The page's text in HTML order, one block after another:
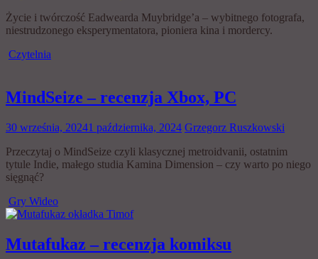
Życie i twórczość Eadwearda Muybridge’a – wybitnego fotografa,
niestrudzonego eksperymentatora, pioniera kina i mordercy.
Czytelnia
MindSeize – recenzja Xbox, PC
30 września, 20241 października, 2024 Grzegorz Ruszkowski
Przeczytaj o MindSeize czyli klasycznej metroidvanii, ostatnim
tytule Indie, małego studia Kamina Dimension – czy warto po niego
sięgnąć?
Gry Wideo
Mutafukaz – recenzja komiksu